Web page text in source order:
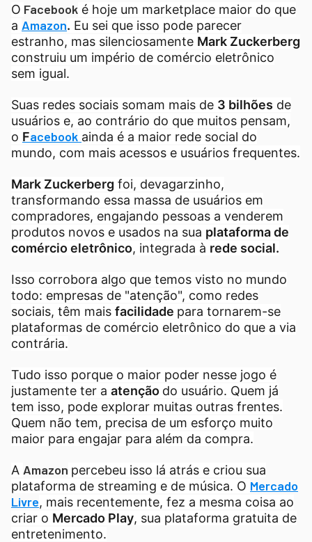
O Facebook é hoje um marketplace maior do que
a Amazon. Eu sei que isso pode parecer
estranho, mas silenciosamente Mark Zuckerberg
construiu um império de comércio eletrônico
sem igual.
Suas redes sociais somam mais de 3 bilhões de
usuários e, ao contrário do que muitos pensam,
o Facebook ainda é a maior rede social do
mundo, com mais acessos e usuários frequentes.
Mark Zuckerberg foi, devagarzinho,
transformando essa massa de usuários em
compradores, engajando pessoas a venderem
produtos novos e usados na sua plataforma de
comércio eletrônico, integrada à rede social.
Isso corrobora algo que temos visto no mundo
todo: empresas de "atenção", como redes
sociais, têm mais facilidade para tornarem-se
plataformas de comércio eletrônico do que a via
contrária.
Tudo isso porque o maior poder nesse jogo é
justamente ter a atenção do usuário. Quem já
tem isso, pode explorar muitas outras frentes.
Quem não tem, precisa de um esforço muito
maior para engajar para além da compra.
A Amazon percebeu isso lá atrás e criou sua
plataforma de streaming e de música. O Mercado
Livre, mais recentemente, fez a mesma coisa ao
criar o Mercado Play, sua plataforma gratuita de
entretenimento.